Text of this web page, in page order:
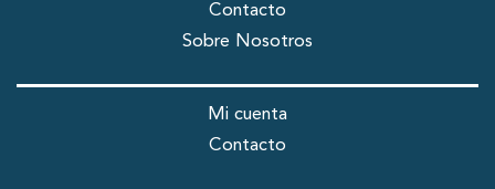
Contacto
Sobre Nosotros
Mi cuenta
Contacto